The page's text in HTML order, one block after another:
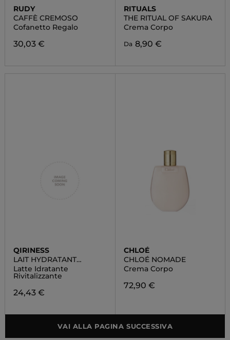
RUDY
CAFFÈ CREMOSO
Cofanetto Regalo
30,03 €
RITUALS
THE RITUAL OF SAKURA
Crema Corpo
Da 8,90 €
QIRINESS
LAIT HYDRATANT
REVITALISANT
Latte Idratante
Rivitalizzante
24,43 €
CHLOÉ
CHLOÉ NOMADE
Crema Corpo
72,90 €
VAI ALLA PAGINA SUCCESSIVA